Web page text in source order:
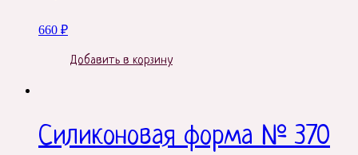
660 ₽
Добавить в корзину
Силиконовая форма № 370